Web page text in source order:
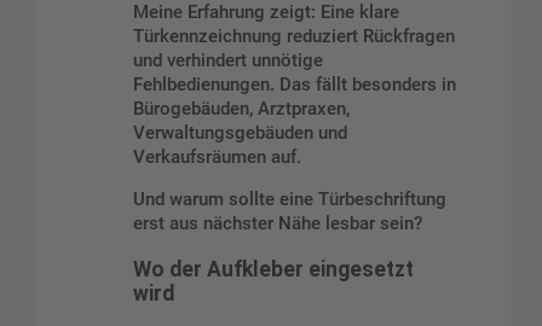
Meine Erfahrung zeigt: Eine klare
Türkennzeichnung reduziert Rückfragen
und verhindert unnötige
Fehlbedienungen. Das fällt besonders in
Bürogebäuden, Arztpraxen,
Verwaltungsgebäuden und
Verkaufsräumen auf.
Und warum sollte eine Türbeschriftung
erst aus nächster Nähe lesbar sein?
Wo der Aufkleber eingesetzt
wird